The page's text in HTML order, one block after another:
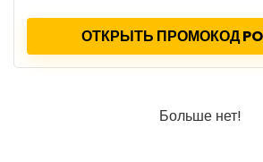
ОТКРЫТЬ ПРОМОКОД
Больше нет!